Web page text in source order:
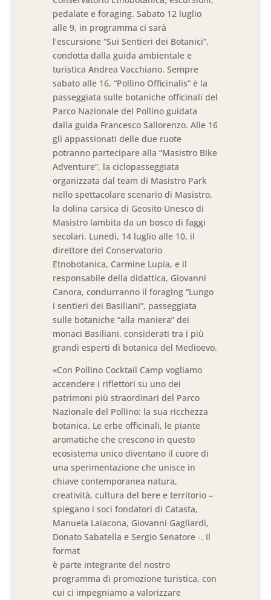
pedalate e foraging. Sabato 12 luglio
alle 9, in programma ci sarà
l’escursione “Sui Sentieri dei Botanici”,
condotta dalla guida ambientale e
turistica Andrea Vacchiano. Sempre
sabato alle 16, “Pollino Officinalis” è la
passeggiata sulle botaniche officinali del
Parco Nazionale del Pollino guidata
dalla guida Francesco Sallorenzo. Alle 16
gli appassionati delle due ruote
potranno partecipare alla “Masistro Bike
Adventure”, la ciclopasseggiata
organizzata dal team di Masistro Park
nello spettacolare scenario di Masistro,
la dolina carsica di Geosito Unesco di
Masistro lambita da un bosco di faggi
secolari. Lunedì, 14 luglio alle 10, il
direttore del Conservatorio
Etnobotanica, Carmine Lupia, e il
responsabile della didattica, Giovanni
Canora, condurranno il foraging “Lungo
i sentieri dei Basiliani”, passeggiata
sulle botaniche “alla maniera” dei
monaci Basiliani, considerati tra i più
grandi esperti di botanica del Medioevo.
«Con Pollino Cocktail Camp vogliamo
accendere i riflettori su uno dei
patrimoni più straordinari del Parco
Nazionale del Pollino: la sua ricchezza
botanica. Le erbe officinali, le piante
aromatiche che crescono in questo
ecosistema unico diventano il cuore di
una sperimentazione che unisce in
chiave contemporanea natura,
creatività, cultura del bere e territorio –
spiegano i soci fondatori di Catasta,
Manuela Laiacona, Giovanni Gagliardi,
Donato Sabatella e Sergio Senatore -. Il
format
è parte integrante del nostro
programma di promozione turistica, con
cui ci impegniamo a valorizzare